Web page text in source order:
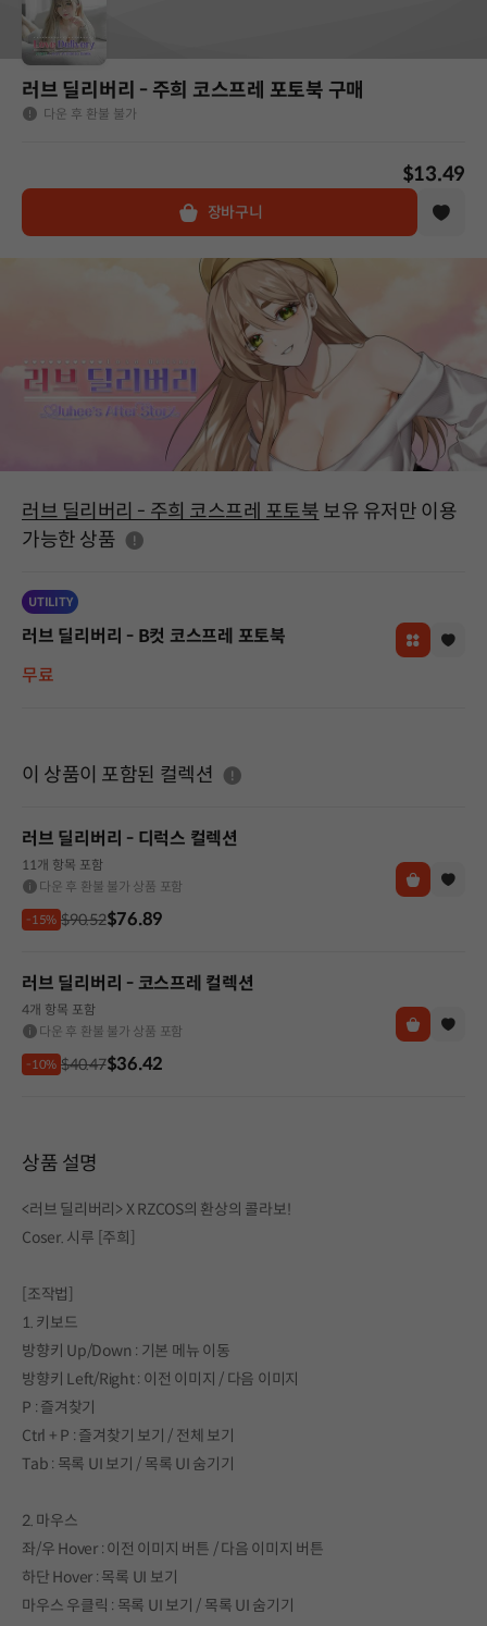
러브 딜리버리 - 주희 코스프레 포토북 구매
다운 후 환불 불가
$13.49
장바구니
러브 딜리버리 - 주희 코스프레 포토북 보유 유저만 이용
가능한 상품 도움말
UTILITY
러브 딜리버리 - B컷 코스프레 포토북
무료
이 상품이 포함된 컬렉션 도움말
러브 딜리버리 - 디럭스 컬렉션
11개 항목 포함
다운 후 환불 불가 상품 포함
-15% $90.52$76.89
러브 딜리버리 - 코스프레 컬렉션
4개 항목 포함
다운 후 환불 불가 상품 포함
-10% $40.47$36.42
상품 설명
<러브 딜리버리> X RZCOS의 환상의 콜라보!
Coser. 시루 [주희]
[조작법]
1. 키보드
방향키 Up/Down : 기본 메뉴 이동
방향키 Left/Right : 이전 이미지 / 다음 이미지
P : 즐겨찾기
Ctrl + P : 즐겨찾기 보기 / 전체 보기
Tab : 목록 UI 보기 / 목록 UI 숨기기
2. 마우스
좌/우 Hover : 이전 이미지 버튼 / 다음 이미지 버튼
하단 Hover : 목록 UI 보기
마우스 우클릭 : 목록 UI 보기 / 목록 UI 숨기기